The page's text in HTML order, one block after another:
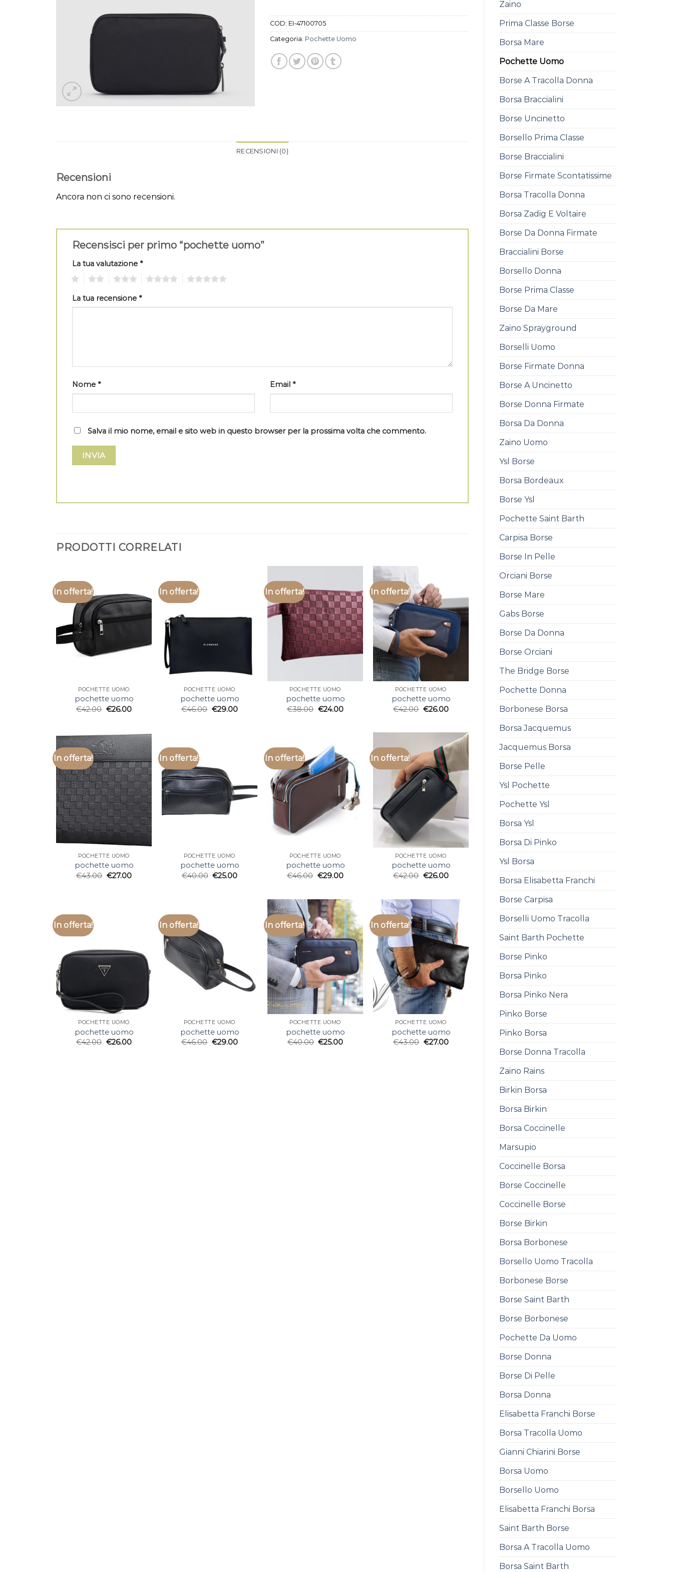
Zaino
Prima Classe Borse
Borsa Mare
Pochette Uomo
Borse A Tracolla Donna
Borsa Braccialini
Borse Uncinetto
Borsello Prima Classe
Borse Braccialini
Borse Firmate Scontatissime
Borsa Tracolla Donna
Borsa Zadig E Voltaire
Borse Da Donna Firmate
Braccialini Borse
Borsello Donna
Borse Prima Classe
Borse Da Mare
Zaino Sprayground
Borselli Uomo
Borse Firmate Donna
Borse A Uncinetto
Borse Donna Firmate
Borsa Da Donna
Zaino Uomo
Ysl Borse
Borsa Bordeaux
Borse Ysl
Pochette Saint Barth
Carpisa Borse
Borse In Pelle
Orciani Borse
Borse Mare
Gabs Borse
Borse Da Donna
Borse Orciani
The Bridge Borse
Pochette Donna
Borbonese Borsa
Borsa Jacquemus
Jacquemus Borsa
Borse Pelle
Ysl Pochette
Pochette Ysl
Borsa Ysl
Borsa Di Pinko
Ysl Borsa
Borsa Elisabetta Franchi
Borse Carpisa
Borselli Uomo Tracolla
Saint Barth Pochette
Borse Pinko
Borsa Pinko
Borsa Pinko Nera
Pinko Borse
Pinko Borsa
Borse Donna Tracolla
Zaino Rains
Birkin Borsa
Borsa Birkin
Borsa Coccinelle
Marsupio
Coccinelle Borsa
Borse Coccinelle
Coccinelle Borse
Borse Birkin
Borsa Borbonese
Borsello Uomo Tracolla
Borbonese Borse
Borse Saint Barth
Borse Borbonese
Pochette Da Uomo
Borse Donna
Borse Di Pelle
Borsa Donna
Elisabetta Franchi Borse
Borsa Tracolla Uomo
Gianni Chiarini Borse
Borsa Uomo
Borsello Uomo
Elisabetta Franchi Borsa
Saint Barth Borse
Borsa A Tracolla Uomo
Borsa Saint Barth
COD: EI-47100705
Categoria: Pochette Uomo
RECENSIONI (0)
Recensioni
Ancora non ci sono recensioni.
Recensisci per primo “pochette uomo”
La tua valutazione *
La tua recensione *
Nome * Email *
Salva il mio nome, email e sito web in questo browser per la prossima volta che commento.
PRODOTTI CORRELATI
In offerta!
POCHETTE UOMO
pochette uomo
€42.00 €26.00
In offerta!
POCHETTE UOMO
pochette uomo
€46.00 €29.00
In offerta!
POCHETTE UOMO
pochette uomo
€38.00 €24.00
In offerta!
POCHETTE UOMO
pochette uomo
€42.00 €26.00
In offerta!
POCHETTE UOMO
pochette uomo
€43.00 €27.00
In offerta!
POCHETTE UOMO
pochette uomo
€40.00 €25.00
In offerta!
POCHETTE UOMO
pochette uomo
€46.00 €29.00
In offerta!
POCHETTE UOMO
pochette uomo
€42.00 €26.00
In offerta!
POCHETTE UOMO
pochette uomo
€42.00 €26.00
In offerta!
POCHETTE UOMO
pochette uomo
€46.00 €29.00
In offerta!
POCHETTE UOMO
pochette uomo
€40.00 €25.00
In offerta!
POCHETTE UOMO
pochette uomo
€43.00 €27.00